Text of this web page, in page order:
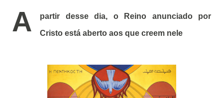
A
partir desse dia, o Reino anunciado por
Cristo está aberto aos que creem nele